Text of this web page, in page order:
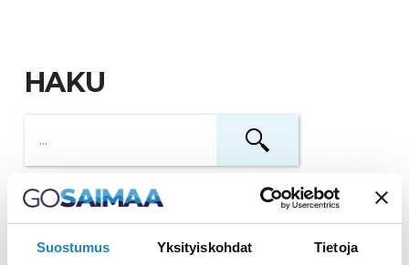
Suostumus Yksityiskohdat Tietoja
HAKU
Saunafloß Sisu
Unvergessliche Fahrten auf dem Saimaa-